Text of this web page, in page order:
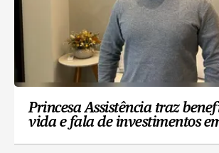
Princesa Assistência traz
vida e fala de investimentos